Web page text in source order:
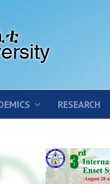
RESEARCH